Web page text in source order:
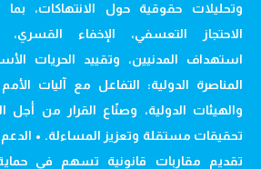
وتحليلات حقوقية حول الانتهاكات،
الاحتجاز التعسفي، الإخفاء القسري،
استهداف المدنيين، وتقييد الحريات
المناصرة الدولية: التفاعل مع آليات الأمم
والهيئات الدولية، وصنّاع القرار من أجل
تحقيقات مستقلة وتعزيز المساءلة. • الدعم
تقديم مقاربات قانونية تسهم في حماية